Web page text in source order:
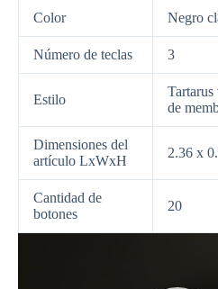
Color Negro
Número de teclas 3
Estilo
de
Dimensiones del
artículo LxWxH
2.36 x
Cantidad de
botones
20